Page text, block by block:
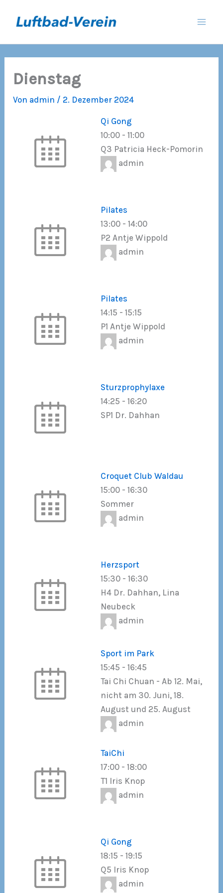
Inhalt
Dienstag
Von admin / 2. Dezember 2024
Qi Gong
10:00- 11:00
Q3 Patricia Heck-Pomorin
admin
Pilates
13:00- 14:00
P2 Antje Wippold
admin
Pilates
14:15 - 15:15
P1 Antje Wippold
admin
Sturzprophylaxe
14:25 - 16:20
SP1 Dr. Dahhan
Croquet Club Waldau
15:00- 16:30
Sommer
admin
Herzsport
15:30- 16:30
H4 Dr. Dahhan, Lina
Neubeck
admin
Sport im Park
15:45 - 16:45
Tai Chi Chuan - Ab 12. Mai,
nicht am 30. Juni, 18.
August und 25. August
admin
TaiChi
17:00- 18:00
T1 Iris Knop
admin
Qi Gong
18:15 - 19:15
Q5 Iris Knop
admin